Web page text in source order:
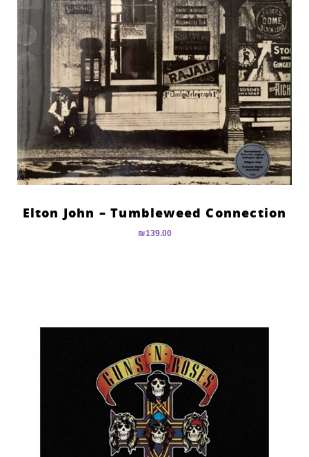
Elton John – Tumbleweed Connection
₪139.00